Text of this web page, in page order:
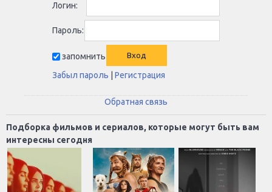
Логин:
Пароль:
запомнить
Забыл пароль
Регистрация
Обратная связь
Подборка фильмов и сериалов, которые могут быть вам
интересны сегодня